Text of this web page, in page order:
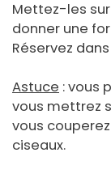
Mettez-les
donner une
Réservez
Astuce : vous
vous mettrez
vous
ciseaux.